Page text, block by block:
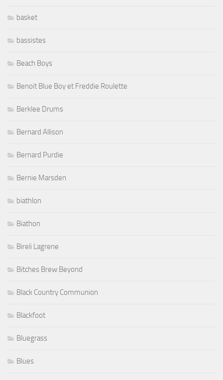
basket
bassistes
Beach Boys
Benoit Blue Boy et Freddie Roulette
Berklee Drums
Bernard Allison
Bernard Purdie
Bernie Marsden
biathlon
Biathon
Bireli Lagrene
Bitches Brew Beyond
Black Country Communion
Blackfoot
Bluegrass
Blues